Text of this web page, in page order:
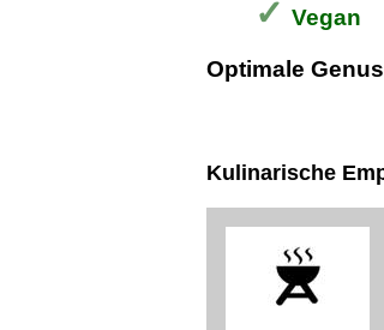
Vegan
Optimale
Kulinarische